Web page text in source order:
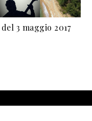
3 maggio 2017